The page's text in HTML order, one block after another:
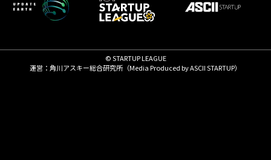
© STARTUP LEAGUE
運営：角川アスキー総合研究所（Media Produced byASCII STARTUP）